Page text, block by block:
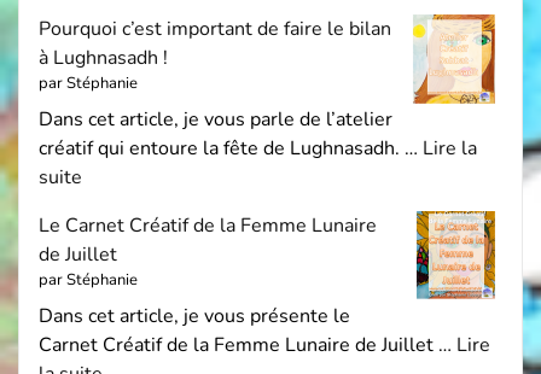
Pourquoi c’est important de faire le bilan
à Lughnasadh !
par Stéphanie
Dans cet article, je vous parle de l’atelier
créatif qui entoure la fête de Lughnasadh. … Lire la
suite
Le Carnet Créatif de la Femme Lunaire
de Juillet
par Stéphanie
Dans cet article, je vous présente le
Carnet Créatif de la Femme Lunaire de Juillet … Lire